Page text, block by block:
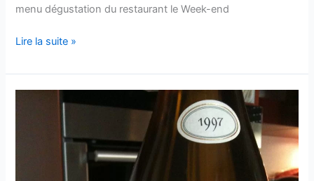
menu dégustation du restaurant le Week-end
Savennières
aux
Moines
Chamboureau
Lire la suite »